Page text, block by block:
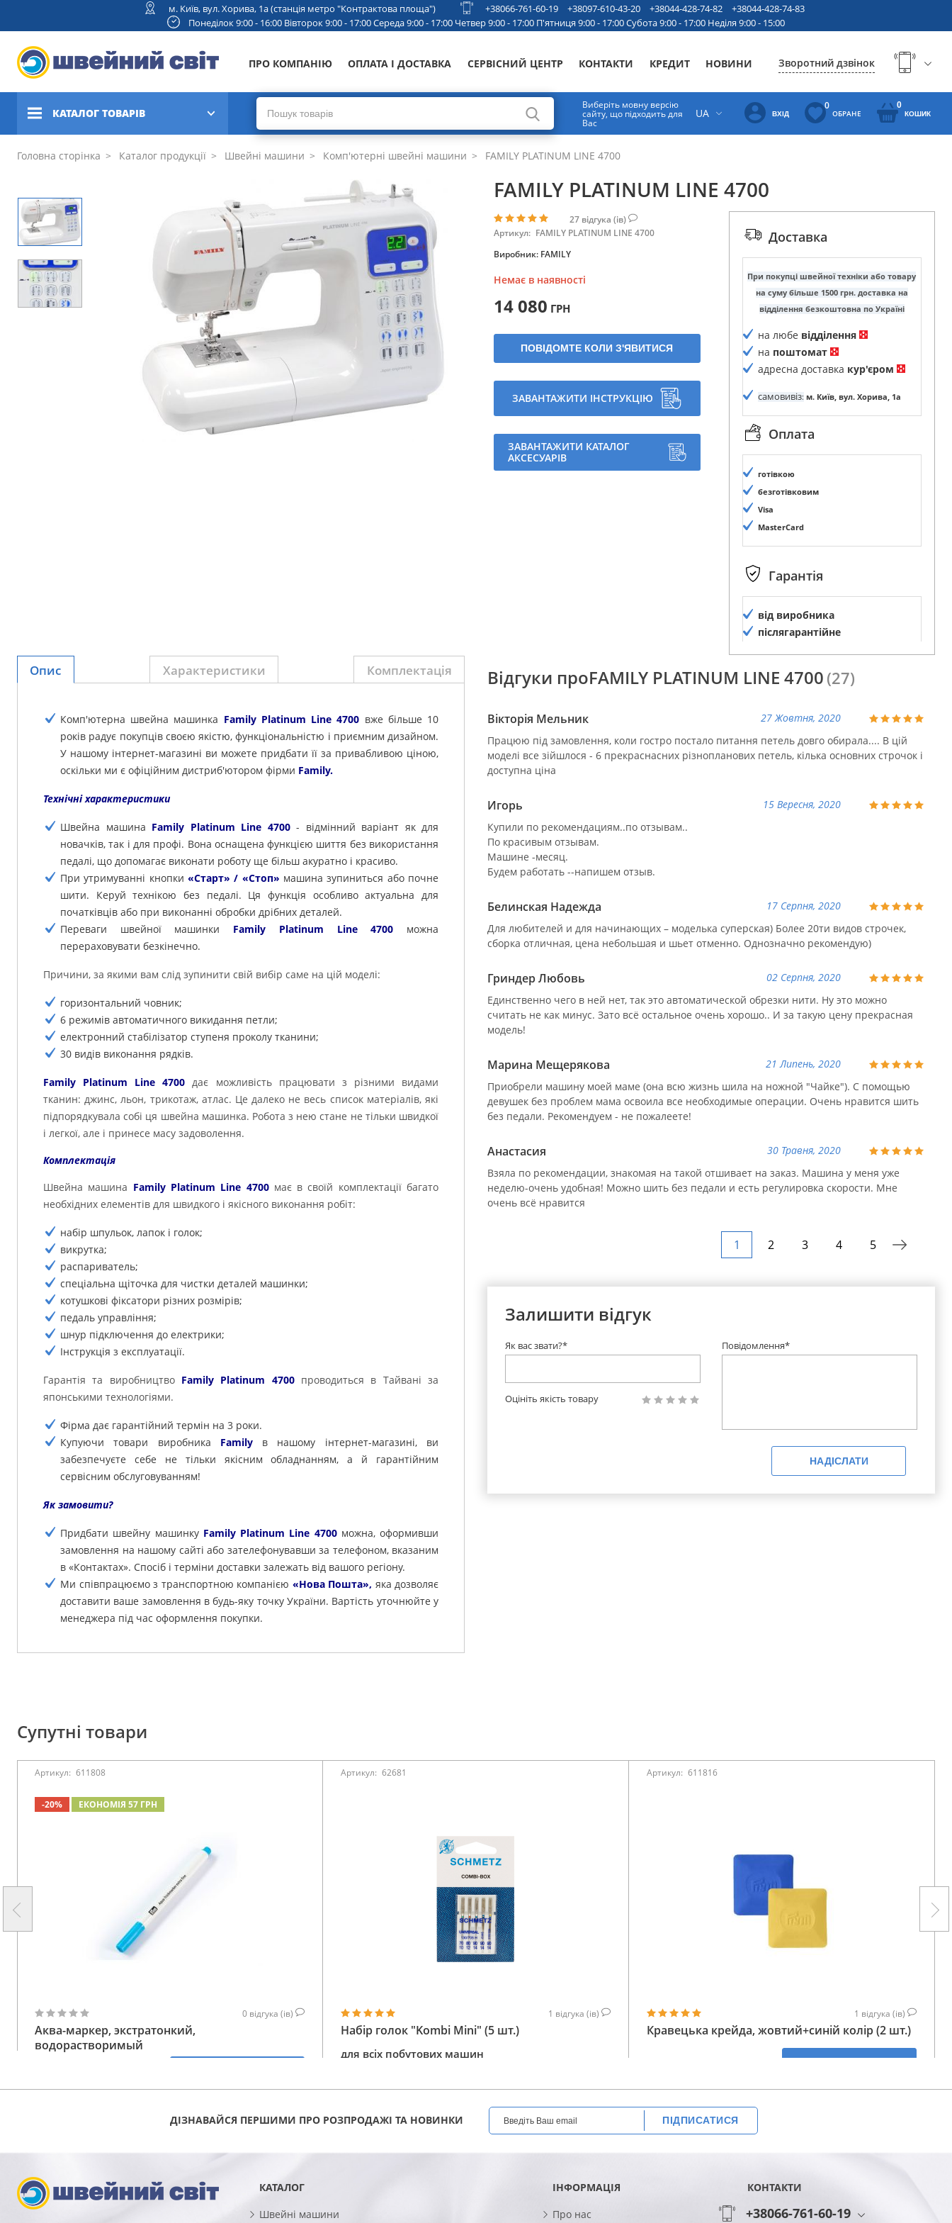
м. Київ, вул. Хорива, 1а (станція метро "Контрактова площа") +38066-761-60-19 +38097-610-43-20 +38044-428-74-82
+38044-428-74-83
Понеділок 9:00 - 16:00 Вівторок 9:00 - 17:00 Середа 9:00 - 17:00 Четвер 9:00 - 17:00 П'ятниця 9:00 - 17:00 Субота 9:00 - 17:00 Неділя 9:00 - 15:00
ПРО КОМПАНІЮ ОПЛАТА І ДОСТАВКА СЕРВІСНИЙ ЦЕНТР КОНТАКТИ КРЕДИТ НОВИНИ Зворотний дзвінок
КАТАЛОГ ТОВАРІВ
Швейні машини
вишивальні машини
Коверлоки, оверлоки,
плоскошовні машини
В'язальні машини
Виберіть мовну версію
сайту, що підходить для
Вас
UA ВХІД
0
ОБРАНЕ
0
КОШИК
Головна сторінка Каталог продукції Швейні машини Комп'ютерні швейні машини FAMILY PLATINUM LINE 4700
FAMILY PLATINUM LINE 4700
27 відгука (ів)
Артикул: FAMILY PLATINUM LINE 4700
Виробник: FAMILY
Немає в наявності
14 080 ГРН
ПОВІДОМТЕ КОЛИ З'ЯВИТИСЯ
ЗАВАНТАЖИТИ ІНСТРУКЦІЮ
ЗАВАНТАЖИТИ КАТАЛОГ
АКСЕСУАРІВ
Доставка
При покупці швейної техніки або товару
на суму більше 1500 грн. доставка на
відділення безкоштовна по Україні
на любе відділення
на поштомат
адресна доставка кур'єром
самовивіз: м. Київ, вул. Хорива, 1а
Оплата
готівкою
безготівковим
Visa
MasterCard
Гарантія
від виробника
післягарантійне
Опис Характеристики Комплектація
Комп'ютерна швейна машинка Family Platinum Line 4700 вже більше 10
років радує покупців своєю якістю, функціональністю і приємним дизайном.
У нашому інтернет-магазині ви можете придбати її за привабливою ціною,
оскільки ми є офіційним дистриб'ютором фірми Family.
Технічні характеристики
Швейна машина Family Platinum Line 4700- відмінний варіант як для
новачків, так і для профі. Вона оснащена функцією шиття без використання
педалі, що допомагає виконати роботу ще більш акуратно і красиво.
При утримуванні кнопки «Старт» / «Стоп» машина зупиниться або почне
шити. Керуй технікою без педалі. Ця функція особливо актуальна для
початківців або при виконанні обробки дрібних деталей.
Переваги швейної машинки Family Platinum Line 4700 можна
перераховувати безкінечно.
Причини, за якими вам слід зупинити свій вибір саме на цій моделі:
горизонтальний човник;
6 режимів автоматичного викидання петли;
електронний стабілізатор ступеня проколу тканини;
30 видів виконання рядків.
Family Platinum Line 4700 дає можливість працювати з різними видами
тканин: джинс, льон, трикотаж, атлас. Це далеко не весь список матеріалів, які
підпорядкувала собі ця швейна машинка. Робота з нею стане не тільки швидкої
і легкої, але і принесе масу задоволення.
Комплектація
Швейна машина Family Platinum Line 4700має в своїй комплектації багато
необхідних елементів для швидкого і якісного виконання робіт:
набір шпульок, лапок і голок;
викрутка;
распариватель;
спеціальна щіточка для чистки деталей машинки;
котушкові фіксатори різних розмірів;
педаль управління;
шнур підключення до електрики;
Інструкція з експлуатації.
Гарантія та виробництво Family Platinum 4700проводиться в Тайвані за
японськими технологіями.
Фірма дає гарантійний термін на 3 роки.
Купуючи товари виробника Familyв нашому інтернет-магазині, ви
забезпечуєте себе не тільки якісним обладнанням, а й гарантійним
сервісним обслуговуванням!
Як замовити?
Придбати швейну машинку Family Platinum Line 4700можна, оформивши
замовлення на нашому сайті або зателефонувавши за телефоном, вказаним
в «Контактах». Спосіб і терміни доставки залежать від вашого регіону.
Ми співпрацюємо з транспортною компанією «Нова Пошта», яка дозволяє
доставити ваше замовлення в будь-яку точку України. Вартість уточнюйте у
менеджера під час оформлення покупки.
Відгуки проFAMILY PLATINUM LINE 4700 (27)
Вікторія Мельник
27 Жовтня, 2020
Працюю під замовлення, коли гостро постало питання петель довго обирала.... В цій
моделі все зійшлося - 6 прекраснасних різнопланових петель, кілька основних строчок і
доступна ціна
Игорь
15 Вересня, 2020
Купили по рекомендациям..по отзывам..
По красивым отзывам.
Машине -месяц.
Будем работать --напишем отзыв.
Белинская Надежда
17 Серпня, 2020
Для любителей и для начинающих – моделька суперская) Более 20ти видов строчек,
сборка отличная, цена небольшая и шьет отменно. Однозначно рекомендую)
Гриндер Любовь
02 Серпня, 2020
Единственно чего в ней нет, так это автоматической обрезки нити. Ну это можно
считать не как минус. Зато всё остальное очень хорошо.. И за такую цену прекрасная
модель!
Марина Мещерякова
21 Липень, 2020
Приобрели машину моей маме (она всю жизнь шила на ножной "Чайке"). С помощью
девушек без проблем мама освоила все необходимые операции. Очень нравится шить
без педали. Рекомендуем - не пожалеете!
Анастасия
30 Травня, 2020
Взяла по рекомендации, знакомая на такой отшивает на заказ. Машина у меня уже
неделю-очень удобная! Можно шить без педали и есть регулировка скорости. Мне
очень всё нравится
1 2 3 4 5
Залишити відгук
Повідомлення*
Як вас звати?*
Оцініть якість товару
НАДІСЛАТИ
Супутні товари
Артикул: 611808
-20% ЕКОНОМІЯ 57 ГРН
0 відгука (ів)
Аква-маркер, экстратонкий,
водорастворимый
Артикул: 62681
1 відгука (ів)
Набір голок "Kombi Mini" (5 шт.)
для всіх побутових машин
Артикул: 611816
1 відгука (ів)
Кравецька крейда, жовтий+синій колір (2 шт.)
КУПИТИ
ДІЗНАВАЙСЯ ПЕРШИМИ ПРО РОЗПРОДАЖІ ТА НОВИНКИ ПІДПИСАТИСЯ
КАТАЛОГ
Швейні машини
ІНФОРМАЦІЯ
Про нас
КОНТАКТИ
+38066-761-60-19